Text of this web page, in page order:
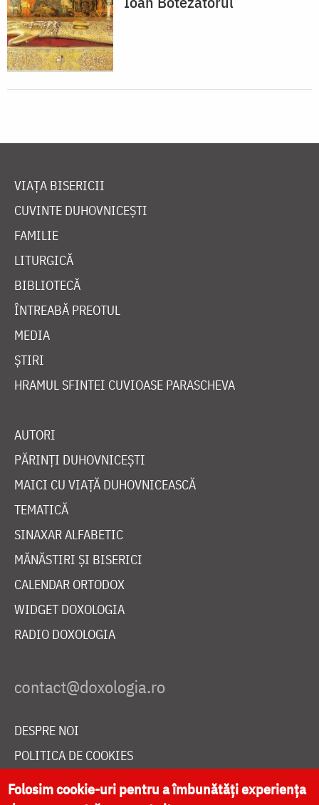
VIAȚA BISERICII
CUVINTE DUHOVNICEȘTI
FAMILIE
LITURGICĂ
BIBLIOTECĂ
ÎNTREABĂ PREOTUL
MEDIA
ȘTIRI
HRAMUL SFINTEI CUVIOASE PARASCHEVA
AUTORI
PĂRINȚI DUHOVNICEȘTI
MAICI CU VIAȚĂ DUHOVNICEASCĂ
TEMATICĂ
SINAXAR ALFABETIC
MĂNĂSTIRI ȘI BISERICI
CALENDAR ORTODOX
WIDGET DOXOLOGIA
RADIO DOXOLOGIA
DESPRE NOI
POLITICA DE COOKIES
DONEAZĂ ONLINE PENTRU CATEDRALA NAȚIONALĂ
Folosim cookie-uri pentru a îmbunătăți experiența